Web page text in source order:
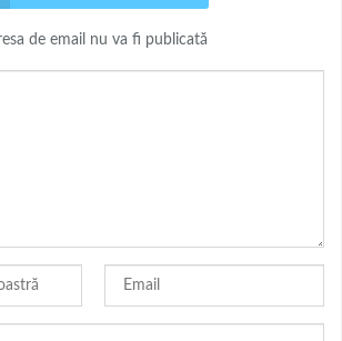
de email nu va fi publicată